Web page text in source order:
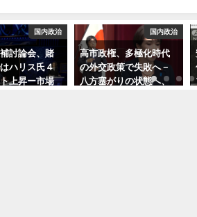
国内政治
討論会、賭
ハリス氏４
上昇ー市場
国内政治
高市政権、多極化時代
の外交政策で失敗へ－
八方塞がりの状態へ、